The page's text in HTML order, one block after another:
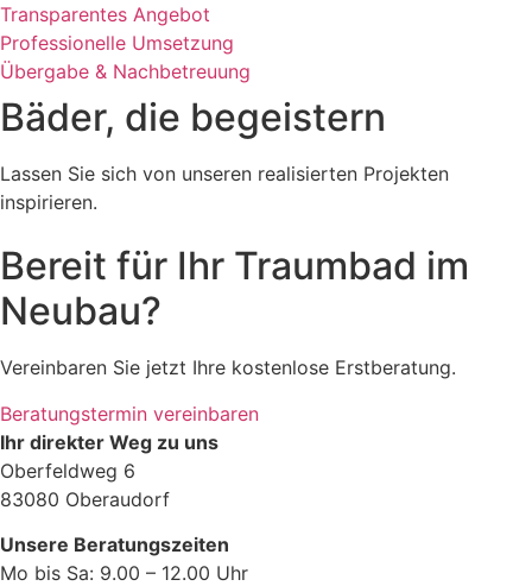
Transparentes Angebot
Professionelle Umsetzung
Übergabe & Nachbetreuung
Bäder, die begeistern
Lassen Sie sich von unseren realisierten Projekten
inspirieren.
Bereit für Ihr Traumbad im
Neubau?
Vereinbaren Sie jetzt Ihre kostenlose Erstberatung.
Beratungstermin vereinbaren
Ihr direkter Weg zu uns
Oberfeldweg 6
83080 Oberaudorf
Unsere Beratungszeiten
Mo bis Sa: 9.00 – 12.00 Uhr